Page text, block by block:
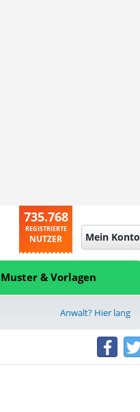
735.768
REGISTRIERTE
NUTZER Mein Konto
Muster & Vorlagen
Anwalt? Hier lang